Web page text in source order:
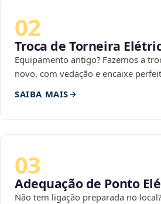
02
Troca de Torneira
Equipamento antigo? Fazemos a
novo, com vedação e encaixe
SAIBA MAIS
03
Adequação de Ponto
Não tem ligação preparada no